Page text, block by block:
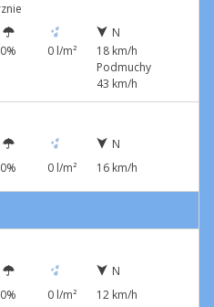
0% 0 l/m²
N
18 km/h
Podmuchy
43 km/h
0% 0 l/m²
N
16 km/h
0% 0 l/m²
N
12 km/h